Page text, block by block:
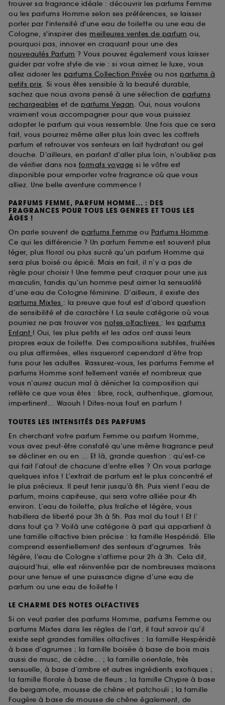
trouver sa fragrance idéale : découvrir les parfums Femme
ou les parfums Homme selon ses préférences, se laisser
porter par l'intensité d'une eau de toilette ou une eau de
Cologne, s'inspirer des meilleures ventes de parfum ou,
pourquoi pas, innover en craquant pour une des
nouveautés Parfum ? Vous pouvez également vous laisser
guider par votre style de vie : si vous aimez le luxe, vous
allez adorer les parfums Collection Privée ou nos parfums à
petits prix. Si vous êtes sensible à la beauté durable,
sachez que nous avons pensé à une sélection de parfums
rechargeables et de parfums Vegan. Oui, nous voulons
vraiment vous accompagner pour que vous puissiez
adopter le parfum qui vous ressemble. Une fois que ce sera
fait, vous pourrez même aller plus loin avec les coffrets
parfum et retrouver vos senteurs en lait hydratant ou gel
douche. D’ailleurs, en parlant d’aller plus loin, n’oubliez pas
de vérifier dans nos formats voyage si le vôtre est
disponible pour emporter votre fragrance où que vous
alliez. Une belle aventure commence !
PARFUMS FEMME, PARFUM HOMME... : DES
FRAGRANCES POUR TOUS LES GENRES ET TOUS LES
ÂGES !
On parle souvent de parfums Femme ou Parfums Homme.
Ce qui les différencie ? Un parfum Femme est souvent plus
léger, plus floral ou plus sucré qu’un parfum Homme qui
sera plus boisé ou épicé. Mais en fait, il n’y a pas de
règle pour choisir ! Une femme peut craquer pour une jus
masculin, tandis qu’un homme peut aimer la sensualité
d’une eau de Cologne féminine. D’ailleurs, il existe des
parfums Mixtes : la preuve que tout est d’abord question
de sensibilité et de caractère ! La seule catégorie où vous
pourriez ne pas trouver vos notes olfactives : les parfums
Enfant ! Oui, les plus petits et les ados ont aussi leurs
propres eaux de toilette. Des compositions subtiles, fruitées
ou plus affirmées, elles risqueront cependant d’être trop
funs pour les adultes. Rassurez-vous, les parfums Femme et
parfums Homme sont tellement variés et nombreux que
vous n’aurez aucun mal à dénicher la composition qui
reflète ce que vous êtes : libre, rock, authentique, glamour,
impertinent... Waouh ! Dites-nous tout en parfum !
TOUTES LES INTENSITÉS DES PARFUMS
En cherchant votre parfum Femme ou parfum Homme,
vous avez peut-être constaté qu’une même fragrance peut
se décliner en ou en ... Et là, grande question : qu’est-ce
qui fait l’atout de chacune d’entre elles ? On vous partage
quelques infos ! L’extrait de parfum est le plus concentré et
le plus précieux. Il peut tenir jusqu’à 8h. Puis vient l’eau de
parfum, moins capiteuse, qui sera votre alliée pour 4h
environ. L’eau de toilette, plus fraîche et légère, vous
habillera de liberté pour 3h à 5h. Pas mal du tout ! Et l’
dans tout ça ? Voilà une catégorie à part qui appartient à
une famille olfactive bien précise : la famille Hespéridé. Elle
comprend essentiellement des senteurs d'agrumes. Très
légère, l’eau de Cologne s’affirme pour 2h à 3h. Cela dit,
aujourd’hui, elle est réinventée par de nombreuses maisons
pour une tenue et une puissance digne d’une eau de
parfum ou une eau de toilette !
LE CHARME DES NOTES OLFACTIVES
Si on veut parler des parfums Homme, parfums Femme ou
parfums Mixtes dans les règles de l’art, il faut savoir qu’il
existe sept grandes familles olfactives : la famille Hespéridé
à base d’agrumes ; la famille boisée à base de bois mais
aussi de musc, de cèdre... ; la famille orientale, très
sensuelle, à base d’ambre et autres ingrédients exotiques ;
la famille florale à base de fleurs ; la famille Chypre à base
de bergamote, mousse de chêne et patchouli ; la famille
Fougère à base de mousse de chêne également, de